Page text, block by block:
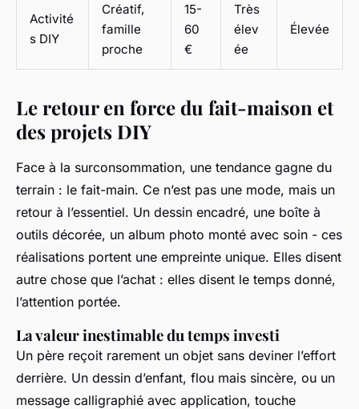
Activité
s DIY
Créatif,
famille
proche
15-
60
€
Très
élev
ée
Élevée
Le retour en force du fait-maison et
des projets DIY
Face à la surconsommation, une tendance gagne du
terrain : le fait-main. Ce n’est pas une mode, mais un
retour à l’essentiel. Un dessin encadré, une boîte à
outils décorée, un album photo monté avec soin - ces
réalisations portent une empreinte unique. Elles disent
autre chose que l’achat : elles disent le temps donné,
l’attention portée.
La valeur inestimable du temps investi
Un père reçoit rarement un objet sans deviner l’effort
derrière. Un dessin d’enfant, flou mais sincère, ou un
message calligraphié avec application, touche